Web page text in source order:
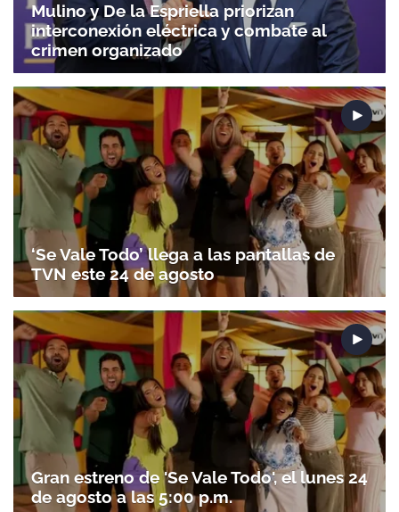
Mulino y De la Espriella priorizan
interconexión eléctrica y combate al
crimen organizado
‘Se Vale Todo’ llega a las pantallas de
TVN este 24 de agosto
Gran estreno de 'Se Vale Todo', el lunes 24
de agosto a las 5:00 p.m.